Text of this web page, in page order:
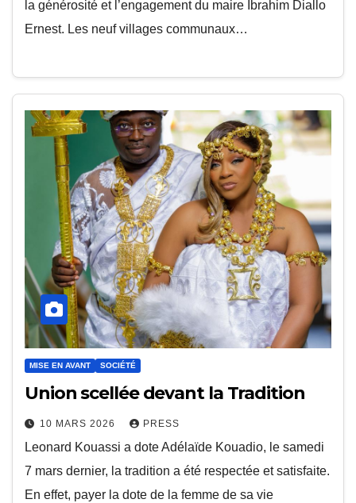
la générosité et l’engagement du maire Ibrahim Diallo
Ernest. Les neuf villages communaux…
MISE EN AVANT SOCIÉTÉ
Union scellée devant la Tradition
10 MARS 2026 PRESS
Leonard Kouassi a dote Adélaïde Kouadio, le samedi
7 mars dernier, la tradition a été respectée et satisfaite.
En effet, payer la dote de la femme de sa vie